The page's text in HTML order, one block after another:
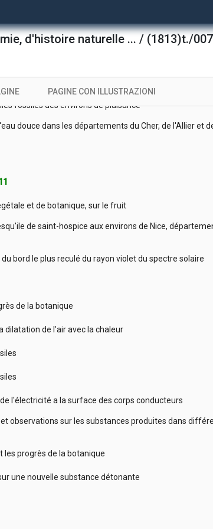
d'histoire naturelle ... / (1813)t./
PAGINE CON ILLUSTRAZIONI
détonant
la société philomathique de Paris
fossiles des environs de plaisance
douce dans les départements du Cher, de l'Allier et
et de botanique, sur le fruit
de saint-hospice aux environs de Nice,
bord le plus reculé du rayon violet du spectre solaire
de la botanique
dilatation de l'air avec la chaleur
l'électricité a la surface des corps conducteurs
observations sur les substances produites dans
les progrès de la botanique
une nouvelle substance détonante